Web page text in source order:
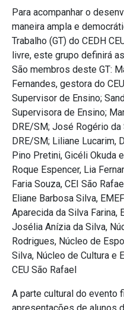
Para acompanhar o
maneira ampla e
Trabalho (GT) do CEDH
livre, este grupo definirá
São membros deste GT:
Fernandes, gestora do
Supervisor de Ensino;
Supervisora de Ensino;
DRE/SM; José Rogério
DRE/SM; Liliane Lucarim,
Pino Pretini, Gicéli Okuda
Roque Espencer, Lia
Faria Souza, CEI São
Eliane Barbosa Silva,
Aparecida da Silva Farina,
Josélia Anízia da Silva,
Rodrigues, Núcleo de
Silva, Núcleo de Cultura e
CEU São Rafael
A parte cultural do evento